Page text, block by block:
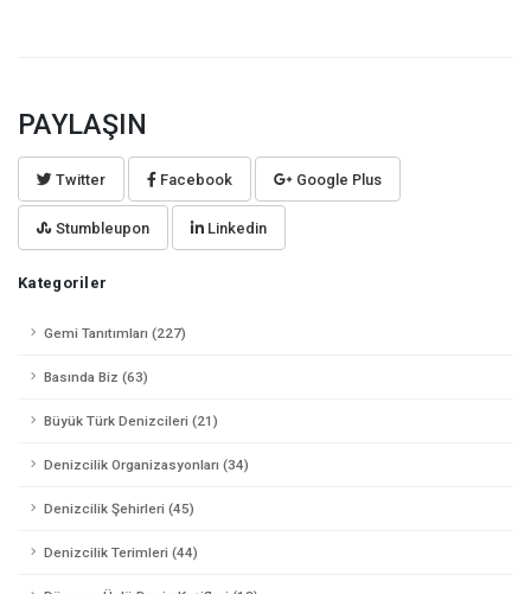
PAYLAŞIN
Twitter Facebook Google Plus
Stumbleupon Linkedin
Kategoriler
Gemi Tanıtımları (227)
Basında Biz (63)
Büyük Türk Denizcileri (21)
Denizcilik Organizasyonları (34)
Denizcilik Şehirleri (45)
Denizcilik Terimleri (44)